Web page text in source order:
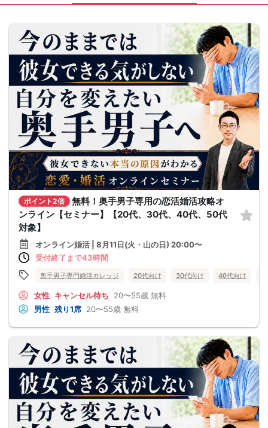
ポイント2倍
無料！奥手男子専用の恋活婚活攻略オ
ンライン【セミナー】【20代、30代、40代、50代
対象】
オンライン婚活 | 8月11日(火・山の日) 20:00〜
受付終了まで43時間
奥手男子専門婚活カレッジ 20代向け 30代向け 40代向け
女性 キャンセル待ち 20〜55歳 無料
男性 残り1席 20〜55歳 無料